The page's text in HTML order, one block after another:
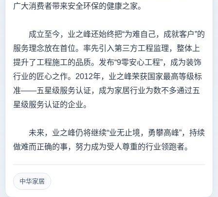
广大消费者带来安全环保的健康之家。
成立至今，业之峰还始终把“为难自己，成就客户”的
服务理念放在首位。率先引入第三方工程监理，整体上
提升了工程施工的品质。发布“9零安心工程”，成为装饰
行业的匠心之作。2012年，业之峰荣获国家最高等级标
准——五星级服务认证，成为家居行业为数不多通过五
星级服务认证的企业。
未来，业之峰仍将继续“业无止境，勇攀高峰”，持续
做难而正确的事，努力成为受人尊重的行业领跑者。
中华家居